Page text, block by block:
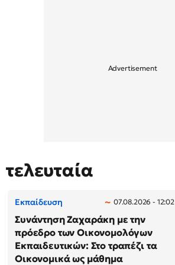
τελευταία
Εκπαίδευση 07.08.2026 - 12:02
Συνάντηση Ζαχαράκη με την
πρόεδρο των Οικονομολόγων
Εκπαιδευτικών: Στο τραπέζι τα
Οικονομικά ως μάθημα